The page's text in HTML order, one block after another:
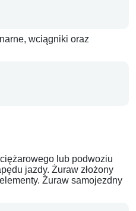
wciągniki oraz
lub podwoziu
jazdy. Żuraw złożony
Żuraw samojezdny